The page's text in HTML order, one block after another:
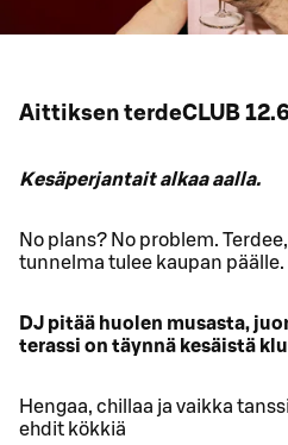
Aittiksen terdeCLUB
Kesäperjantait alkaa aalla.
No plans? No problem.
tunnelma tulee kaupan päälle.
DJ pitää huolen musasta,
terassi on täynnä kesäistä
Hengaa, chillaa ja vaikka
ehdit kökkiä